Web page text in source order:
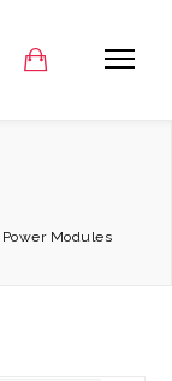
Power Modules